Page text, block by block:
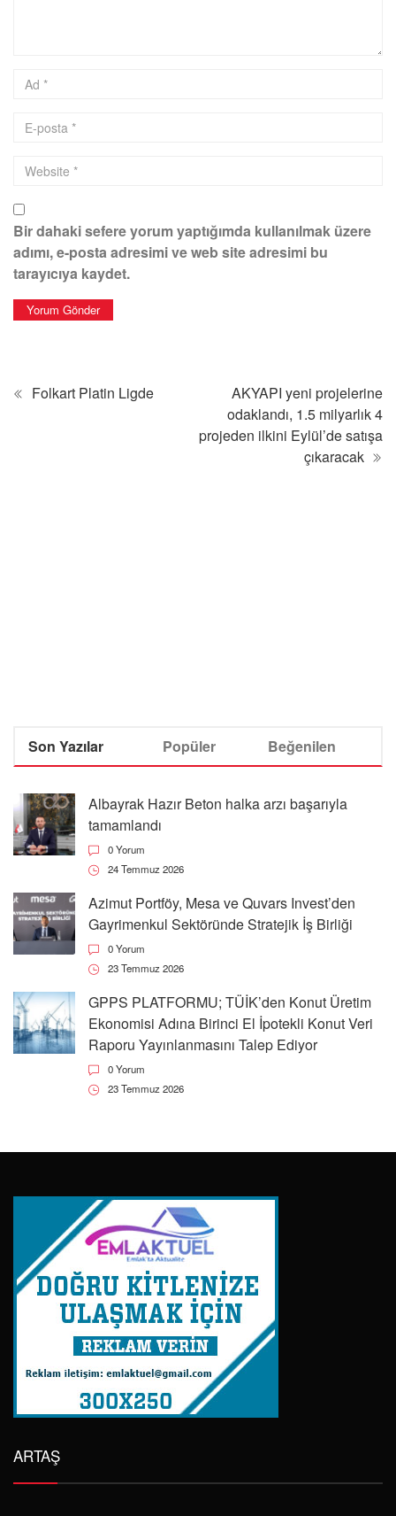
Bir dahaki sefere yorum yaptığımda kullanılmak üzere
adımı, e-posta adresimi ve web site adresimi bu
tarayıcıya kaydet.
Folkart Platin Ligde
AKYAPI yeni projelerine
odaklandı, 1.5 milyarlık 4
projeden ilkini Eylül’de satışa
çıkaracak
Son Yazılar Popüler Beğenilen
Albayrak Hazır Beton halka arzı başarıyla
tamamlandı
0 Yorum
24 Temmuz 2026
Azimut Portföy, Mesa ve Quvars Invest’den
Gayrimenkul Sektöründe Stratejik İş Birliği
0 Yorum
23 Temmuz 2026
GPPS PLATFORMU; TÜİK’den Konut Üretim
Ekonomisi Adına Birinci El İpotekli Konut Veri
Raporu Yayınlanmasını Talep Ediyor
0 Yorum
23 Temmuz 2026
ARTAŞ